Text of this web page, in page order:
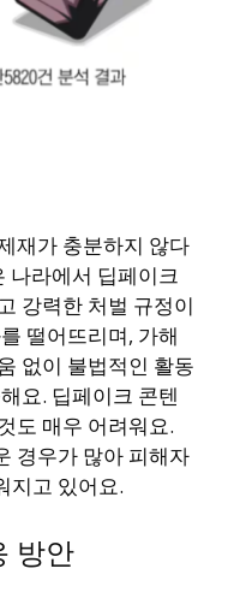
재가 충분하지 않다
나라에서 딥페이크
강력한 처벌 규정이
떨어뜨리며, 가해
없이 불법적인 활동
요. 딥페이크 콘텐
도 매우 어려워요.
경우가 많아 피해자
지고 있어요.
방안